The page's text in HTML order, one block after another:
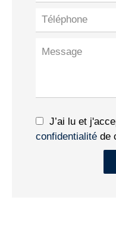
J’ai lu et
confidentialité de